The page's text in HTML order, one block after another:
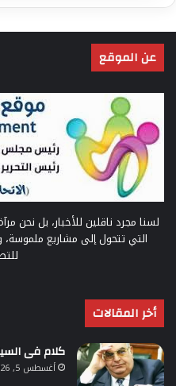
عن الموقع
لسنا مجرد ناقلين للأخبار، بل نحن
التي تتحول إلى مشاريع ملموسة،
أخر المقالات
كلام فى
أغسطس 5, 2026